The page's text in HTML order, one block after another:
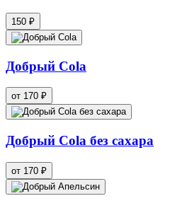
150 ₽
Добрый Cola
от 170 ₽
Добрый Cola без сахара
от 170 ₽